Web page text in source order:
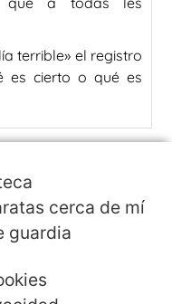
terrible» el registro
es cierto o qué es
cerca de mí
guardia